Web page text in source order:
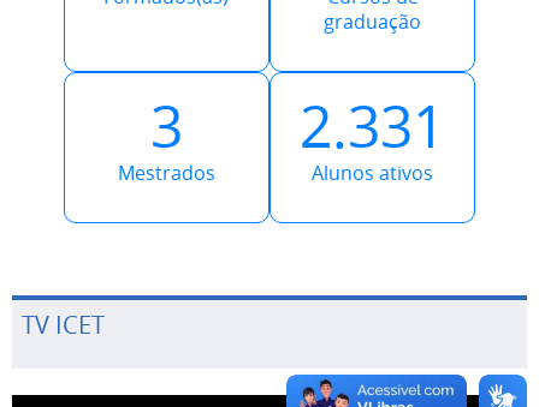
graduação
3
Mestrados
2.331
Alunos ativos
TV ICET